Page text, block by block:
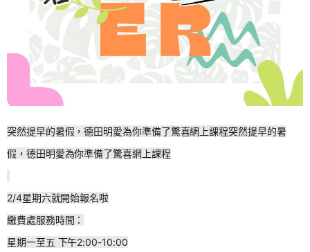
突然提早的暑假，德田明愛為你準備了驚喜網上課程突然提早的暑
假，德田明愛為你準備了驚喜網上課程
2/4星期六就開始報名啦
繳費處服務時間：
星期一至五 下午2:00-10:00